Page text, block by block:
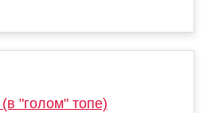
"голом" топе)